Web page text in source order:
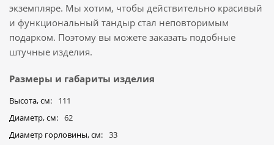
экземпляре. Мы хотим, чтобы действительно красивый
и функциональный тандыр стал неповторимым
подарком. Поэтому вы можете заказать подобные
штучные изделия.
Размеры и габариты изделия
Высота, см
111
Диаметр, см
62
Диаметр горловины, см
33